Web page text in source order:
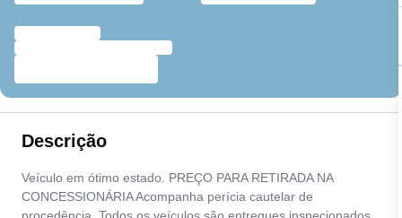
Descrição
Veículo em ótimo estado. PREÇO PARA RETIRADA NA
CONCESSIONÁRIA Acompanha perícia cautelar de
procedência. Todos os veículos são entregues inspecionados